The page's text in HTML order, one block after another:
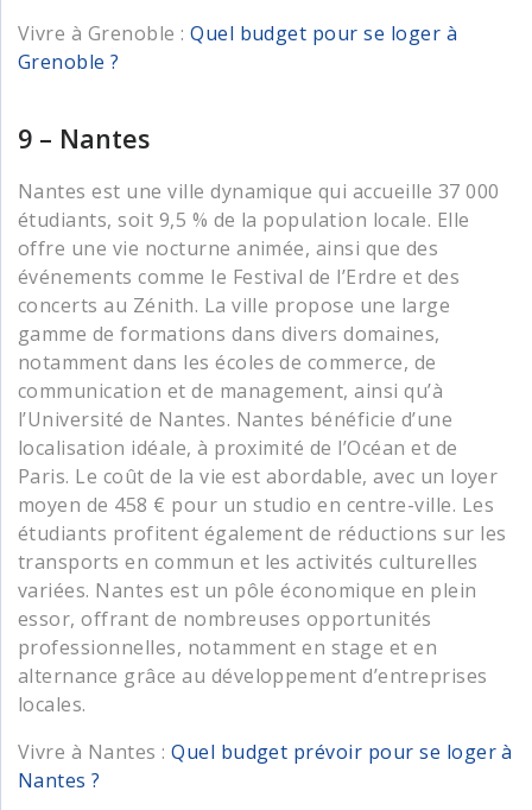
Vivre à Grenoble :Quel budget pour se loger à
Grenoble ?
9 – Nantes
Nantes est une ville dynamique qui accueille 37 000
étudiants, soit 9,5 % de la population locale. Elle
offre une vie nocturne animée, ainsi que des
événements comme le Festival de l’Erdre et des
concerts au Zénith. La ville propose une large
gamme de formations dans divers domaines,
notamment dans les écoles de commerce, de
communication et de management, ainsi qu’à
l’Université de Nantes. Nantes bénéficie d’une
localisation idéale, à proximité de l’Océan et de
Paris. Le coût de la vie est abordable, avec un loyer
moyen de 458 € pour un studio en centre-ville. Les
étudiants profitent également de réductions sur les
transports en commun et les activités culturelles
variées. Nantes est un pôle économique en plein
essor, offrant de nombreuses opportunités
professionnelles, notamment en stage et en
alternance grâce au développement d’entreprises
locales.
Vivre à Nantes :Quel budget prévoir pour se loger à
Nantes ?